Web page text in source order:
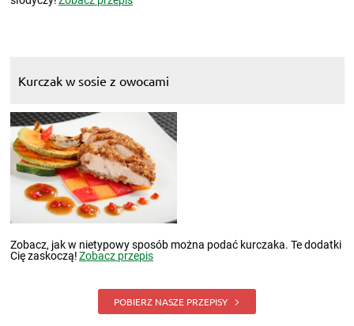
Kurczak w sosie z owocami
Zobacz, jak w nietypowy sposób można podać kurczaka. Te dodatki
Cię zaskoczą!Zobacz przepis
POBIERZ NASZE PRZEPISY